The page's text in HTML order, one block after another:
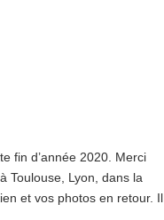
fin d’année 2020. Merci
Toulouse, Lyon, dans la
et vos photos en retour. Il